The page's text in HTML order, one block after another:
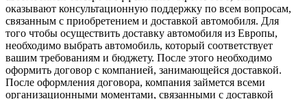
оказывают консультационную поддержку по всем вопросам,
связанным с приобретением и доставкой автомобиля. Для
того чтобы осуществить доставку автомобиля из Европы,
необходимо выбрать автомобиль, который соответствует
вашим требованиям и бюджету. После этого необходимо
оформить договор с компанией, занимающейся доставкой.
После оформления договора, компания займется всеми
организационными моментами, связанными с доставкой